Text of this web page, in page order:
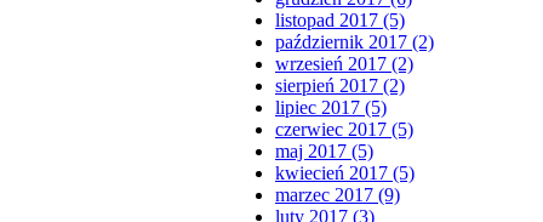
listopad 2017 (5)
październik 2017 (2)
wrzesień 2017 (2)
sierpień 2017 (2)
lipiec 2017 (5)
czerwiec 2017 (5)
maj 2017 (5)
kwiecień 2017 (5)
marzec 2017 (9)
luty 2017 (3)